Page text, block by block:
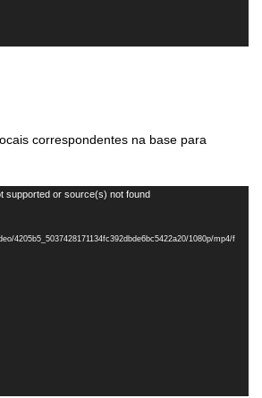
correspondentes na base para
supported or source(s) not found
4205b5_5037428171134fc392dbde6bc5422a20/1080p/mp4/f